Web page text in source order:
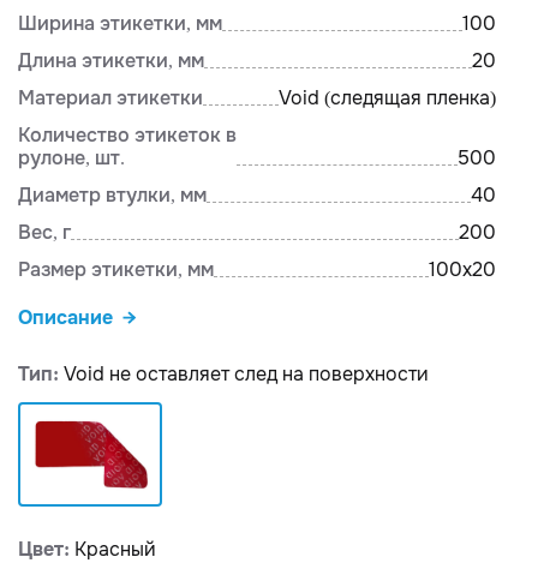
Ширина этикетки, мм
100
Длина этикетки, мм
20
Материал этикетки
Void (следящая пленка)
Количество этикеток в
рулоне, шт.
500
Диаметр втулки, мм
40
Вес, г
200
Размер этикетки, мм
100х20
Описание
Тип: Void не оставляет след на поверхности
Цвет: Красный